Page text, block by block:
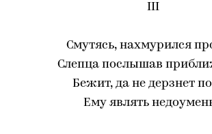
III
Смутясь, нахмурился
Слепца послышав
Бежит, да не дерзнет
Ему являть